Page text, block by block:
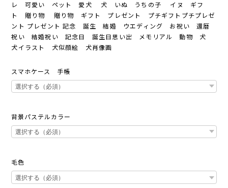
レ 可愛い ペット 愛犬 犬 いぬ うちの子 イヌ ギフ
ト 贈り物 贈り物 ギフト プレゼント プチギフトプチプレゼ
ント プレゼント 記念 誕生 結婚 ウエディング お祝い 還暦
祝い 結婚祝い 記念日 誕生日思い出 メモリアル 動物 犬
犬イラスト 犬似顔絵 犬肖像画
スマホケース 手帳
背景パステルカラー
毛色